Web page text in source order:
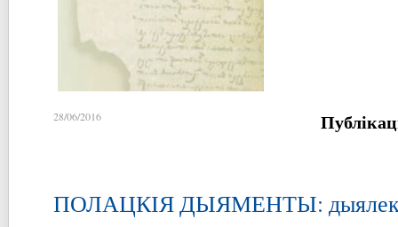
28/06/2016
ПОЛАЦКІЯ ДЫЯМЕНТЫ: